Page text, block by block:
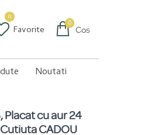
Favorite
0
Coș
0
Noutati
Placat cu aur 24
CADOU